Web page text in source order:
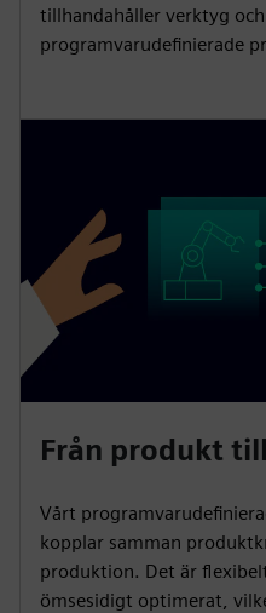
tillhandahåller verktyg
programvarudefinierade
Från produkt
Vårt
kopplar samman
produktion. Det är
ömsesidigt optimerat,